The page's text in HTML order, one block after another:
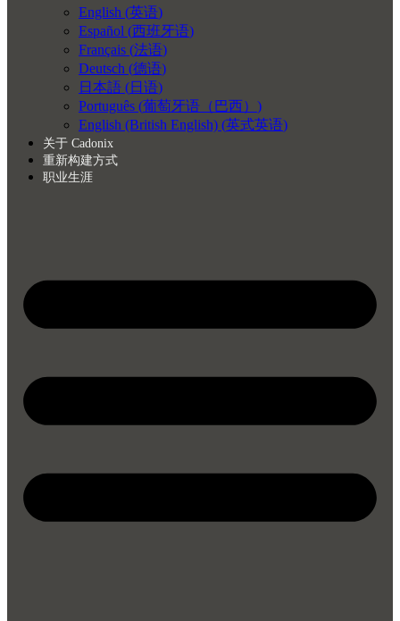
English (英语)
Español (西班牙语)
Français (法语)
Deutsch (德语)
日本語 (日语)
Português (葡萄牙语（巴西） )
English (British English) (英式英语)
关于 Cadonix
重新构建方式
职业生涯